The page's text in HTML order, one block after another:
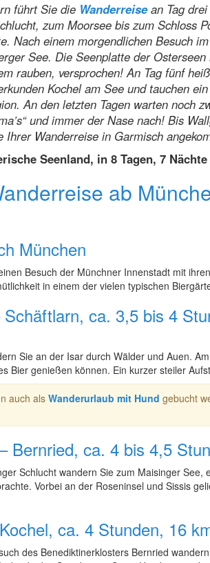
führt Sie die Wanderreisean Tag
zum Moorsee bis zum Schloss
Nach einem morgendlichen Besuch
See. Die Seenplatte der
rauben, versprochen! An Tag fünf
Kochel am See und tauchen
An den letzten Tagen warten noch
und immer der Nase nach! Bis
Wanderreise in Garmisch
Seenland, in 8 Tagen, 7 Nächte
ab
München
Besuch der Münchner Innenstadt mit
in einem der vielen typischen
Schäftlarn, ca. 3,5 bis 4
Sie an der Isar durch Wälder und Auen.
Bier genießen können. Ein kurzer steiler
auch als Wanderurlaub mit Hund gebucht
Bernried, ca. 4 bis 4,5
Schlucht wandern Sie zum Maisinger
Vorbei an der Roseninsel und Sissis
ca. 4 Stunden, 16
des Benediktinerklosters Bernried